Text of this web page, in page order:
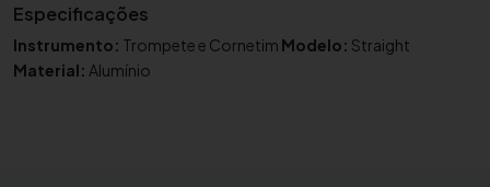
d
e
S
Especificações
Instrumento: Trompete e Cornetim Modelo: Straight
Material: Alumínio